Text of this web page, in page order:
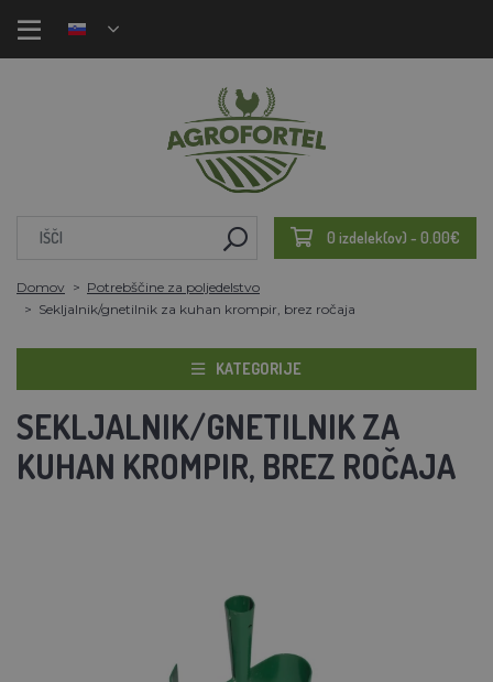
0 izdelek(ov) - 0.00€
Domov
Potrebščine za poljedelstvo
Sekljalnik/gnetilnik za kuhan krompir, brez ročaja
KATEGORIJE
SEKLJALNIK/GNETILNIK ZA
KUHAN KROMPIR, BREZ ROČAJA